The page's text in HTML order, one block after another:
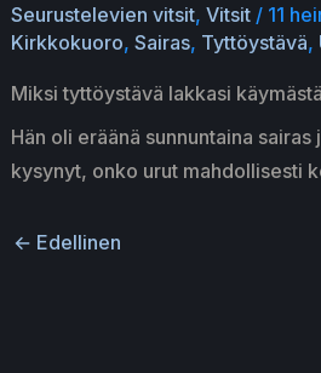
Seurustelevien vitsit, Vitsit/ 11
Kirkkokuoro, Sairas, Tyttöystävä,
Miksi tyttöystävä lakkasi
Hän oli eräänä sunnuntaina
kysynyt, onko urut mahdollisesti
← Edellinen